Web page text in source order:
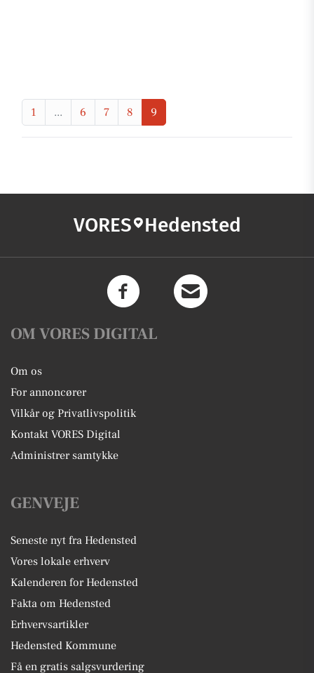
1 ... 6 7 8 9
VORES Hedensted
OM VORES DIGITAL
Om os
For annoncører
Vilkår og Privatlivspolitik
Kontakt VORES Digital
Administrer samtykke
GENVEJE
Seneste nyt fra Hedensted
Vores lokale erhverv
Kalenderen for Hedensted
Fakta om Hedensted
Erhvervsartikler
Hedensted Kommune
Få en gratis salgsvurdering